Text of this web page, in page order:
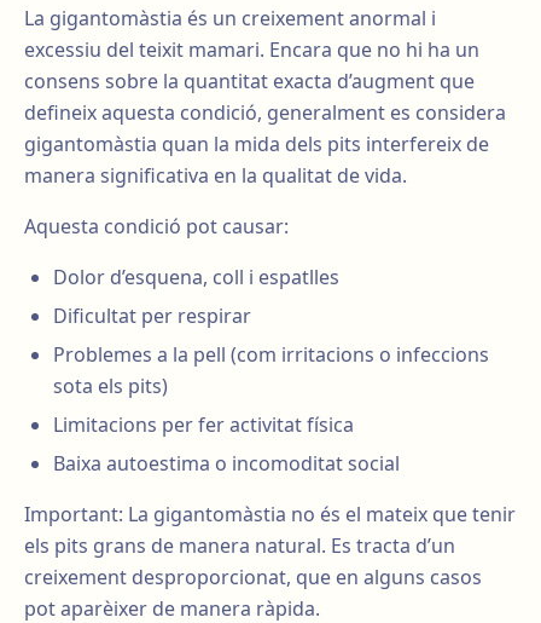
La gigantomàstia és un creixement anormal i
excessiu del teixit mamari. Encara que no hi ha un
consens sobre la quantitat exacta d’augment que
defineix aquesta condició, generalment es considera
gigantomàstia quan la mida dels pits interfereix de
manera significativa en la qualitat de vida.
Aquesta condició pot causar:
Dolor d’esquena, coll i espatlles
Dificultat per respirar
Problemes a la pell (com irritacions o infeccions
sota els pits)
Limitacions per fer activitat física
Baixa autoestima o incomoditat social
Important: La gigantomàstia no és el mateix que tenir
els pits grans de manera natural. Es tracta d’un
creixement desproporcionat, que en alguns casos
pot aparèixer de manera ràpida.